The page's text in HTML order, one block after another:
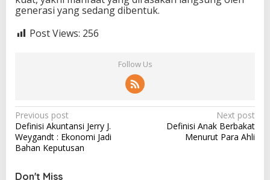
generasi yang sedang dibentuk.
Post Views: 256
Follow Us
P
o
s
t
Previous post
Definisi Akuntansi Jerry J.
Weygandt : Ekonomi Jadi
Bahan Keputusan
Next post
Definisi Anak Berbakat
Menurut Para Ahli
Don't Miss